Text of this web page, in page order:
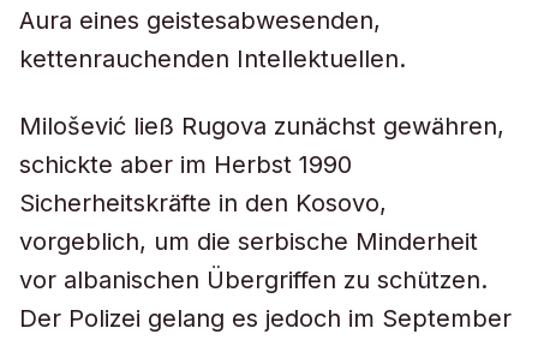
Aura eines geistesabwesenden,
kettenrauchenden Intellektuellen.
Milošević ließ Rugova zunächst gewähren,
schickte aber im Herbst 1990
Sicherheitskräfte in den Kosovo,
vorgeblich, um die serbische Minderheit
vor albanischen Übergriffen zu schützen.
Der Polizei gelang es jedoch im September